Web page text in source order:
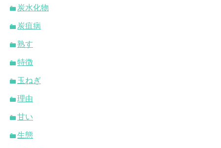
炭水化物
炭疽病
熟す
特徴
玉ねぎ
理由
甘い
生態